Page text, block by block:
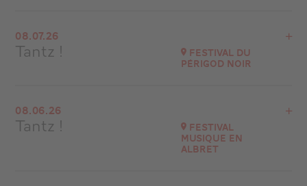
Eglise de Bougue (40 090)
08.07.26
Tantz ! Festival du
Périgod Noir
Château de Hautefort (24390)
08.06.26
Tantz ! Festival
Musique en
Albret